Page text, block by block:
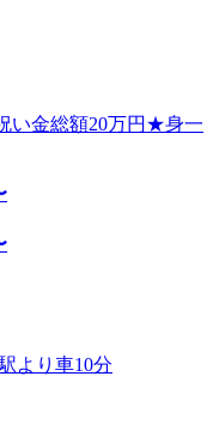
い金総額20万円★身一
より車10分